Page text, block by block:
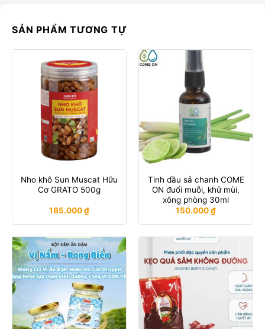
SẢN PHẨM TƯƠNG TỰ
Nho khô Sun Muscat Hữu
Cơ GRATO 500g
185.000₫
Tinh dầu sả chanh COME
ON đuổi muỗi, khử mùi,
xông phòng 30ml
150.000₫